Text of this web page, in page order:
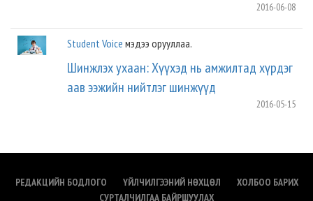
2016-06-08
Student Voice мэдээ орууллаа.
Шинжлэх ухаан: Хүүхэд нь амжилтад хүрдэг
аав ээжийн нийтлэг шинжүүд
2016-05-15
РЕДАКЦИЙН БОДЛОГО ҮЙЛЧИЛГЭЭНИЙ НӨХЦӨЛ
ХОЛБОО БАРИХ
СУРТАЛЧИЛГАА БАЙРШУУЛАХ